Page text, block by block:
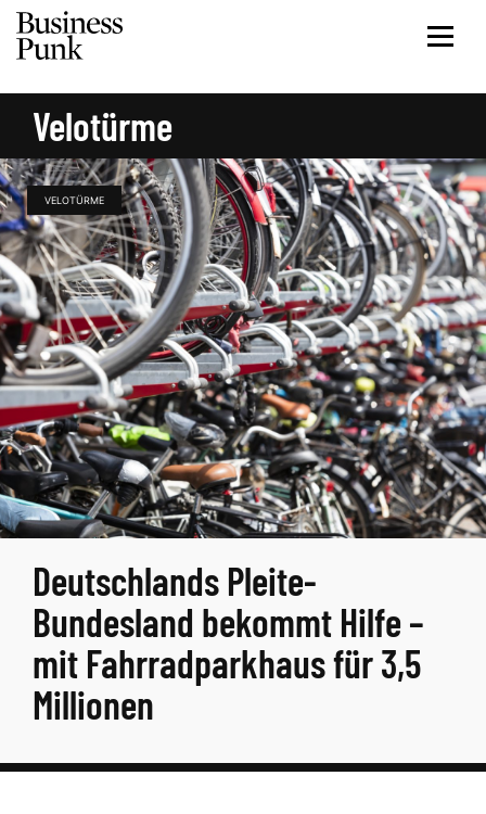
Velotürme
VELOTÜRME
Deutschlands Pleite-
Bundesland bekommt Hilfe –
mit Fahrradparkhaus für 3,5
Millionen